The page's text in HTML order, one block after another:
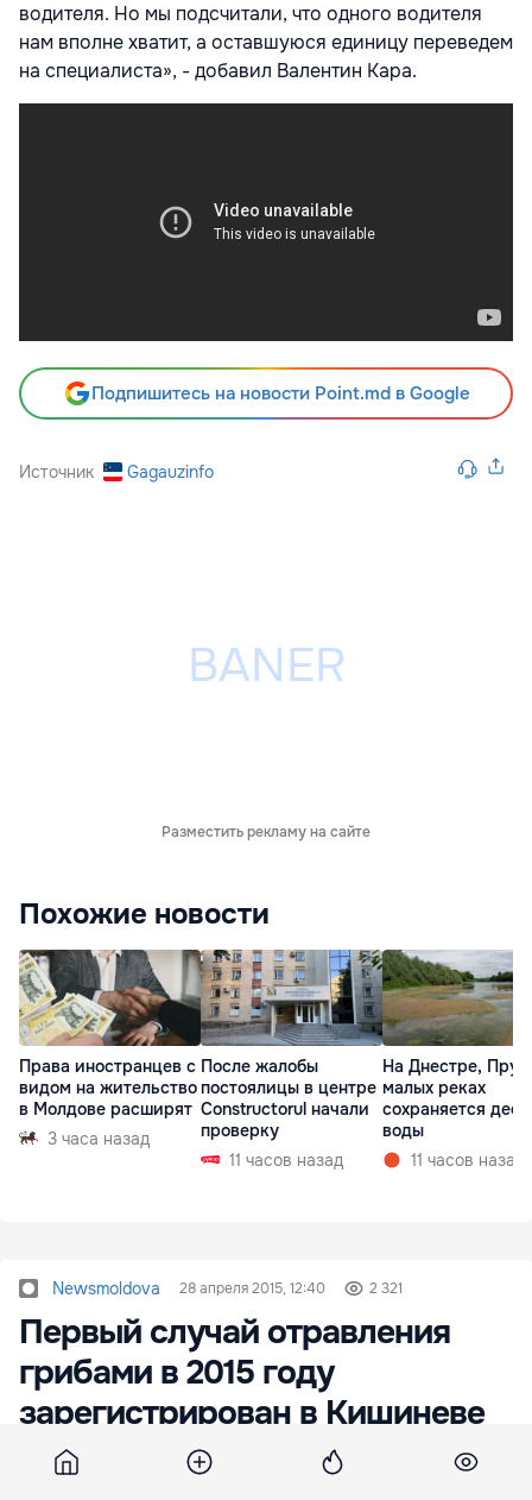
водителя. Но мы подсчитали, что одного водителя
нам вполне хватит, а оставшуюся единицу переведем
на специалиста», - добавил Валентин Кара.
Подпишитесь на новости Point.md в Google
Источник Gagauzinfo
Разместить рекламу на сайте
Похожие новости
Права иностранцев с
видом на жительство
в Молдове расширят
3 часа назад
После жалобы
постоялицы в центре
Constructorul начали
проверку
11 часов назад
На Днестре,
малых реках
сохраняется
воды
11 часов назад
Newsmoldova 28 апреля 2015, 12:40 2 321
Первый случай отравления
грибами в 2015 году
зарегистрирован в Кишиневе
Супруги в возрасте 60 лет стали первыми